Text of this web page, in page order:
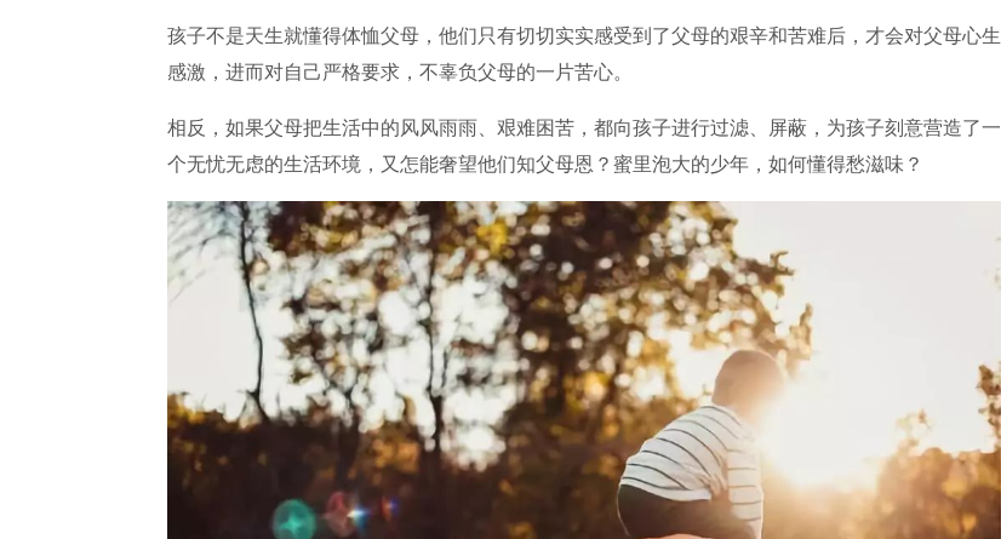
孩子不是天生就懂得体恤父母，他们只有切切实实感受到了父母的艰辛和苦难后，才会对父母心生
感激，进而对自己严格要求，不辜负父母的一片苦心。
相反，如果父母把生活中的风风雨雨、艰难困苦，都向孩子进行过滤、屏蔽，为孩子刻意营造了一
个无忧无虑的生活环境，又怎能奢望他们知父母恩？蜜里泡大的少年，如何懂得愁滋味？